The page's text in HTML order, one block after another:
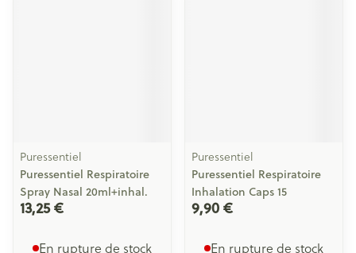
Puressentiel
Puressentiel Respiratoire
Spray Nasal 20ml+inhal.
13,25 €
En rupture de stock
Puressentiel
Puressentiel Respiratoire
Inhalation Caps 15
9,90 €
En rupture de stock